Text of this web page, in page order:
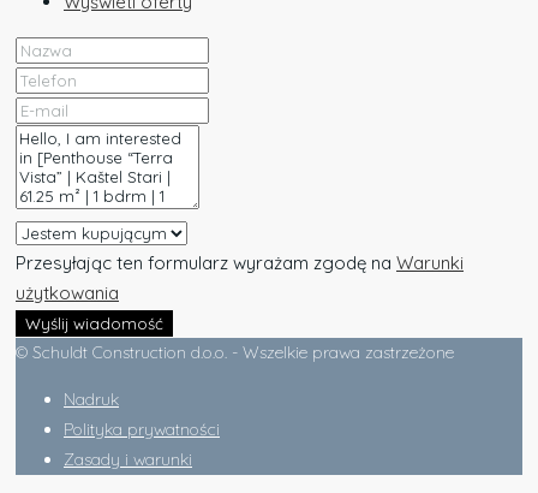
Przesyłając ten formularz wyrażam zgodę na Warunki
użytkowania
Wyślij wiadomość
© Schuldt Construction d.o.o. - Wszelkie prawa zastrzeżone
Nadruk
Polityka prywatności
Zasady i warunki